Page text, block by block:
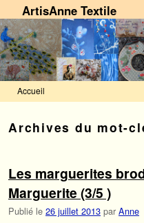
ArtisAnne Textile
Accueil
Archives du mot-
Les marguerites
Marguerite (3/5 )
Publié le 26 juillet 2013 par Anne